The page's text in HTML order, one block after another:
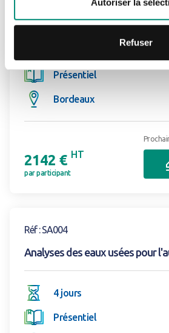
Autoriser la
Refuser
Génie civil des stations de
Présentiel
Bordeaux
2142 € HT
par participant
Réf : SA004
Analyses des eaux usées pour
4 jours
Présentiel
SUIVANT